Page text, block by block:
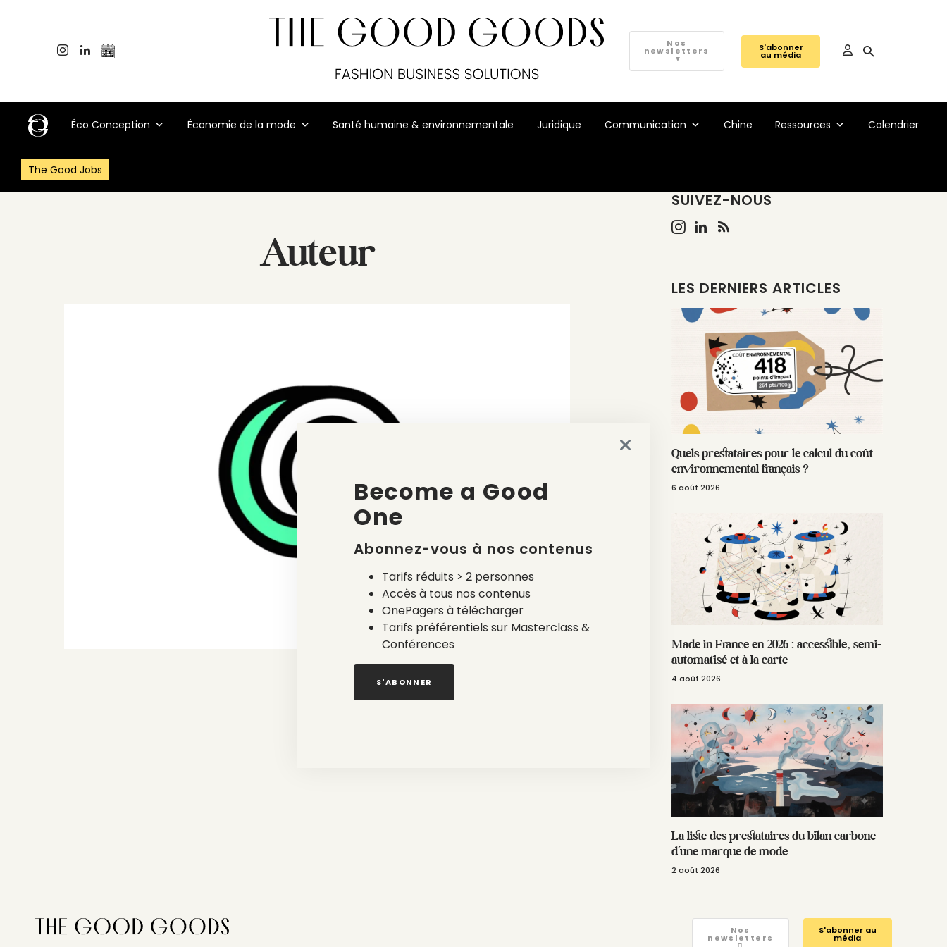
Nos
newsletters
▼
S'abonner
au média
Éco Conception Économie de la mode Santé humaine & environnementale Juridique Communication Chine Ressources Calendrier
The Good Jobs
Auteur
SUIVEZ-NOUS
LES DERNIERS ARTICLES
Quels prestataires pour le calcul du coût
environnemental français ?
6 août 2026
Made in France en 2026 : accessible, semi-
automatisé et à la carte
4 août 2026
La liste des prestataires du bilan carbone
d’une marque de mode
2 août 2026
Nos
newsletters
S'abonner au
média
Become a Good
One
Abonnez-vous à nos contenus
Tarifs réduits > 2 personnes
Accès à tous nos contenus
OnePagers à télécharger
Tarifs préférentiels sur Masterclass &
Conférences
S'ABONNER